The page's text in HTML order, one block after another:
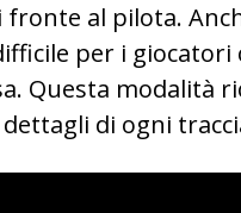
fronte al pilota.
per i giocatori
Questa modalità
di ogni